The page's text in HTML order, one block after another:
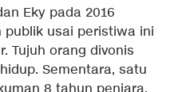
Eky pada 2016
usai peristiwa ini
Tujuh orang divonis
Sementara, satu